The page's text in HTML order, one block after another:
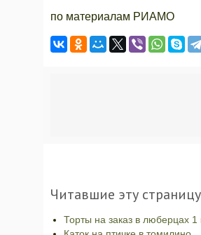
по материалам РИАМО
Читавшие эту
Торты на заказ в люберцах 1